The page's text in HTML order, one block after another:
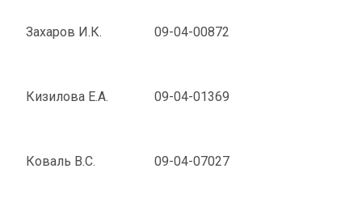
Захаров И.К. 09-04-00872
Кизилова Е.А. 09-04-01369
Коваль В.С. 09-04-07027